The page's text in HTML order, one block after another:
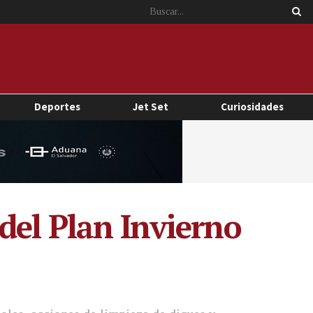
Deportes Jet Set Curiosidades
Plan Invierno